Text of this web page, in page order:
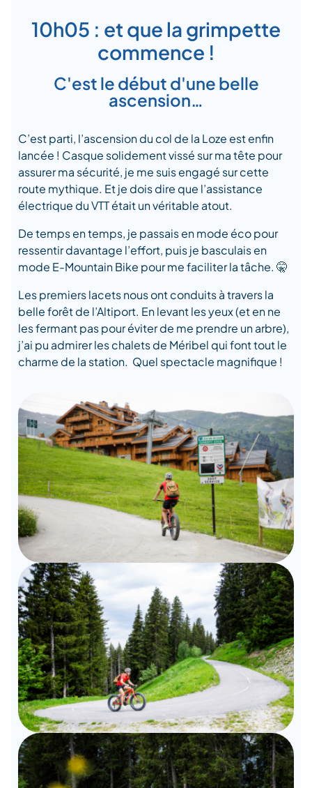
10h05 : et que la grimpette
commence !
C'est le début d'une belle
ascension…
C’est parti, l’ascension du col de la Loze est enfin
lancée ! Casque solidement vissé sur ma tête pour
assurer ma sécurité, je me suis engagé sur cette
route mythique. Et je dois dire que l’assistance
électrique du VTT était un véritable atout.
De temps en temps, je passais en mode éco pour
ressentir davantage l’effort, puis je basculais en
mode E-Mountain Bike pour me faciliter la tâche. 🤫
Les premiers lacets nous ont conduits à travers la
belle forêt de l’Altiport. En levant les yeux (et en ne
les fermant pas pour éviter de me prendre un arbre),
j’ai pu admirer les chalets de Méribel qui font tout le
charme de la station. Quel spectacle magnifique !